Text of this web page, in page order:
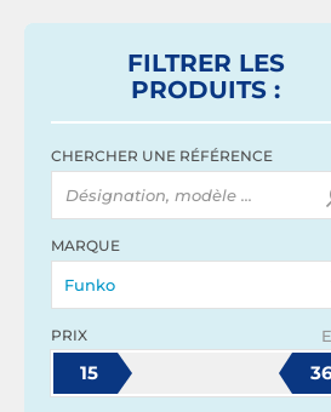
FILTRER LES
PRODUITS :
CHERCHER UNE RÉFÉRENCE
MARQUE
Funko
PRIX
15